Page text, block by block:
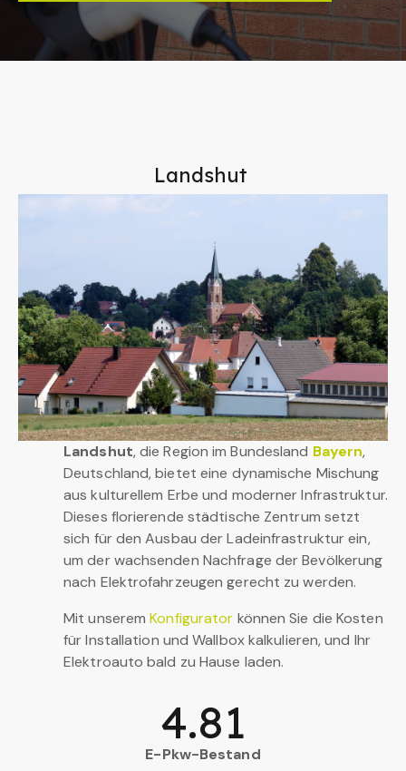
Landshut
Landshut, die Region im Bundesland Bayern,
Deutschland, bietet eine dynamische Mischung
aus kulturellem Erbe und moderner Infrastruktur.
Dieses florierende städtische Zentrum setzt
sich für den Ausbau der Ladeinfrastruktur ein,
um der wachsenden Nachfrage der Bevölkerung
nach Elektrofahrzeugen gerecht zu werden.
Mit unseremKonfigurator können Sie die Kosten
für Installation und Wallbox kalkulieren, und Ihr
Elektroauto bald zu Hause laden.
E-Pkw-Bestand
4.81